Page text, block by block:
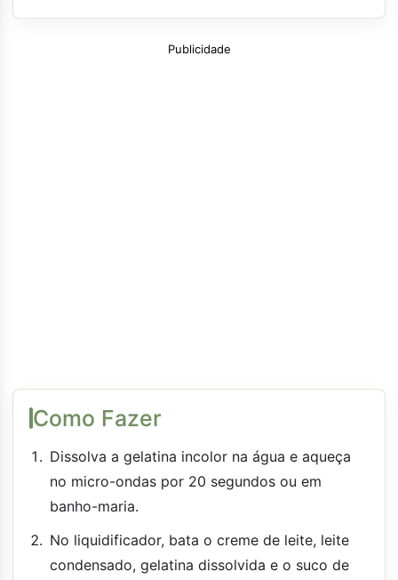
Publicidade
Como Fazer
Dissolva a gelatina incolor na água e aqueça
no micro-ondas por 20 segundos ou em
banho-maria.
No liquidificador, bata o creme de leite, leite
condensado, gelatina dissolvida e o suco de